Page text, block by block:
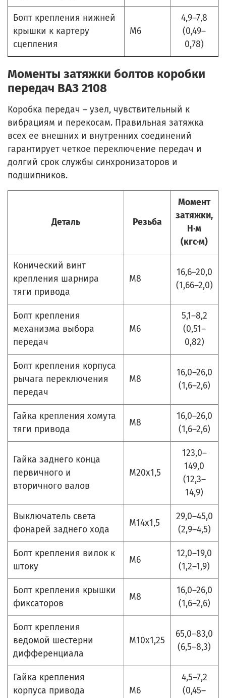
Болт крепления нижней
крышки к картеру
сцепления
М6
4,9–7,8
(0,49–
0,78)
Моменты затяжки болтов коробки
передач ВАЗ 2108
Коробка передач – узел, чувствительный к
вибрациям и перекосам. Правильная затяжка
всех ее внешних и внутренних соединений
гарантирует четкое переключение передач и
долгий срок службы синхронизаторов и
подшипников.
Деталь Резьба
Момент
затяжки,
Н·м
(кгс·м)
Конический винт
крепления шарнира
тяги привода
М8
16,6–20,0
(1,66–2,0)
Болт крепления
механизма выбора
передач
М6
5,1–8,2
(0,51–
0,82)
Болт крепления корпуса
рычага переключения
передач
М8
16,0–26,0
(1,6–2,6)
Гайка крепления хомута
тяги привода
М8
16,0–26,0
(1,6–2,6)
Гайка заднего конца
первичного и
вторичного валов
М20х1,5
123,0–
149,0
(12,3–
14,9)
Выключатель света
фонарей заднего хода
М14х1,5
29,0–45,0
(2,9–4,5)
Болт крепления вилок к
штоку
М6
12,0–19,0
(1,2–1,9)
Болт крепления крышки
фиксаторов
М8
16,0–26,0
(1,6–2,6)
Болт крепления
ведомой шестерни
дифференциала
М10х1,25
65,0–83,0
(6,5–8,3)
Гайка крепления
корпуса привода
М6
4,5–7,2
(0,45–